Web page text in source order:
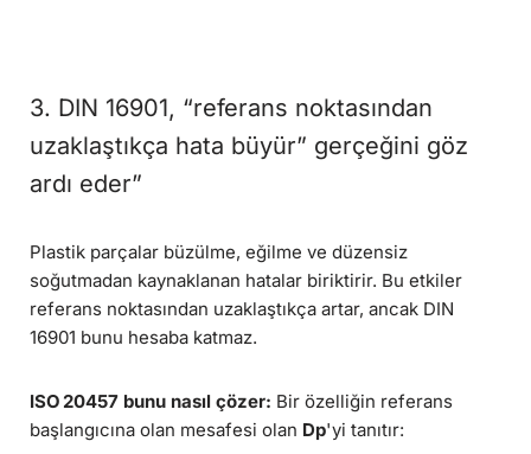
3. DIN 16901, “referans noktasından
uzaklaştıkça hata büyür” gerçeğini göz
ardı eder”
Plastik parçalar büzülme, eğilme ve düzensiz
soğutmadan kaynaklanan hatalar biriktirir. Bu etkiler
referans noktasından uzaklaştıkça artar, ancak DIN
16901 bunu hesaba katmaz.
ISO 20457 bunu nasıl çözer: Bir özelliğin referans
başlangıcına olan mesafesi olan Dp'yi tanıtır: